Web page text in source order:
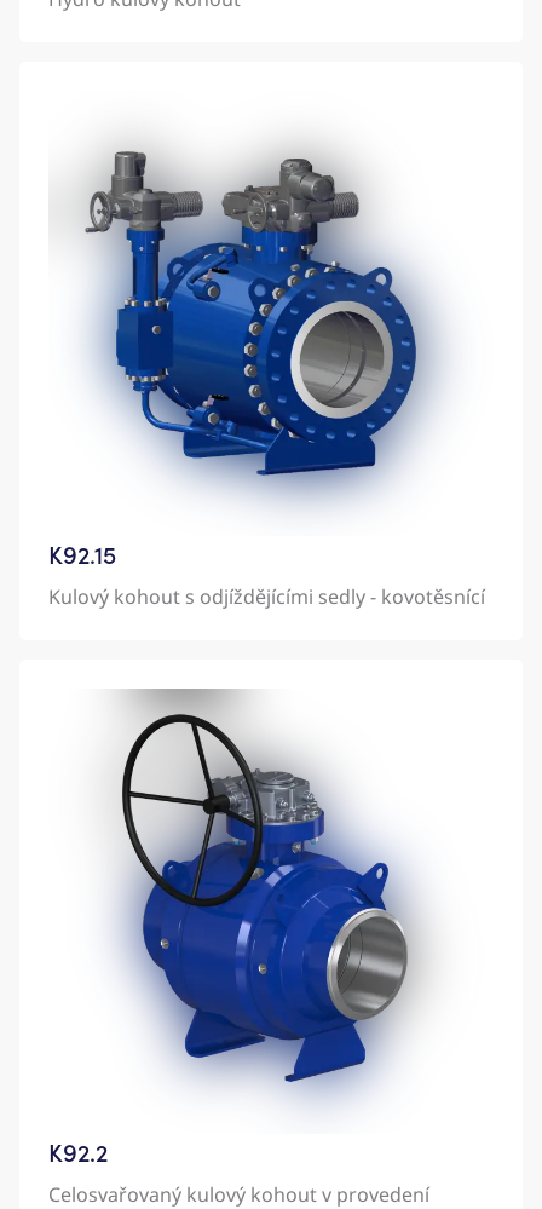
K92.15
Kulový kohout s odjíždějícími sedly - kovotěsnící
K92.2
Celosvařovaný kulový kohout v provedení